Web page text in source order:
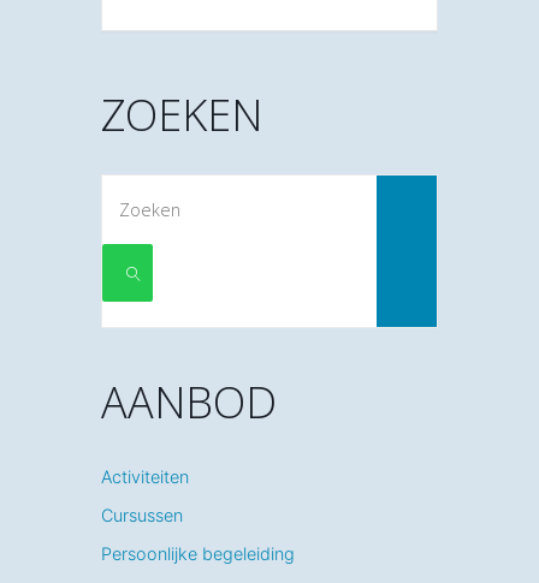
ZOEKEN
ZOEKEN
AANBOD
Activiteiten
Cursussen
Persoonlijke begeleiding